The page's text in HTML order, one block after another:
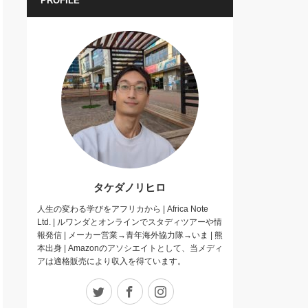
タケダノリヒロ
人生の変わる学びをアフリカから | Africa Note
Ltd. | ルワンダとオンラインでスタディツアーや情
報発信 | メーカー営業→青年海外協力隊→いま | 熊
本出身 | Amazonのアソシエイトとして、当メディ
アは適格販売により収入を得ています。
Twitter Facebook